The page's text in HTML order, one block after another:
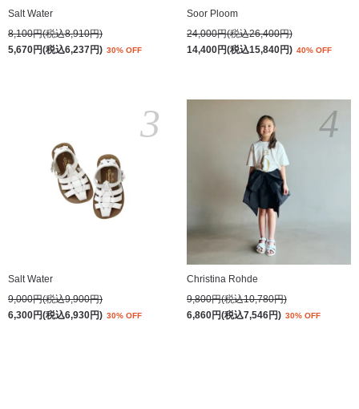
Salt Water
8,100円(税込8,910円)
5,670円(税込6,237円) 30% OFF
Soor Ploom
24,000円(税込26,400円)
14,400円(税込15,840円) 40% OFF
Salt Water
9,000円(税込9,900円)
6,300円(税込6,930円) 30% OFF
3
Christina Rohde
9,800円(税込10,780円)
6,860円(税込7,546円) 30% OFF
4